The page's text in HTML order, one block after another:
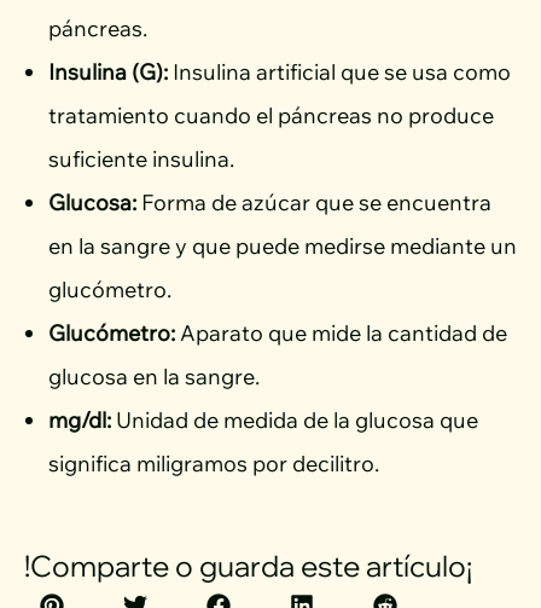
páncreas.
Insulina (G): Insulina artificial que se usa como
tratamiento cuando el páncreas no produce
suficiente insulina.
Glucosa: Forma de azúcar que se encuentra
en la sangre y que puede medirse mediante un
glucómetro.
Glucómetro:Aparato que mide la cantidad de
glucosa en la sangre.
mg/dl: Unidad de medida de la glucosa que
significa miligramos por decilitro.
!Comparte o guarda este artículo¡